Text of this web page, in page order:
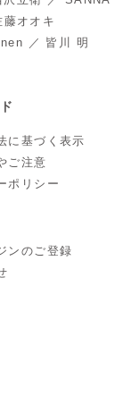
オオキ
／ 皆川 明
に基づく表示
ご注意
ポリシー
ンのご登録